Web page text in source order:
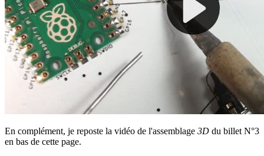
En complément, je reposte la vidéo de l'assemblage 3D du billet N°3
en bas de cette page.